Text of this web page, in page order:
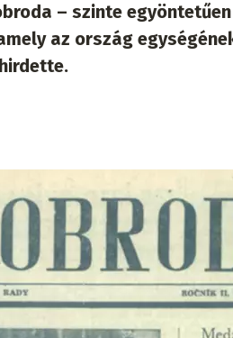
– szinte
az ország